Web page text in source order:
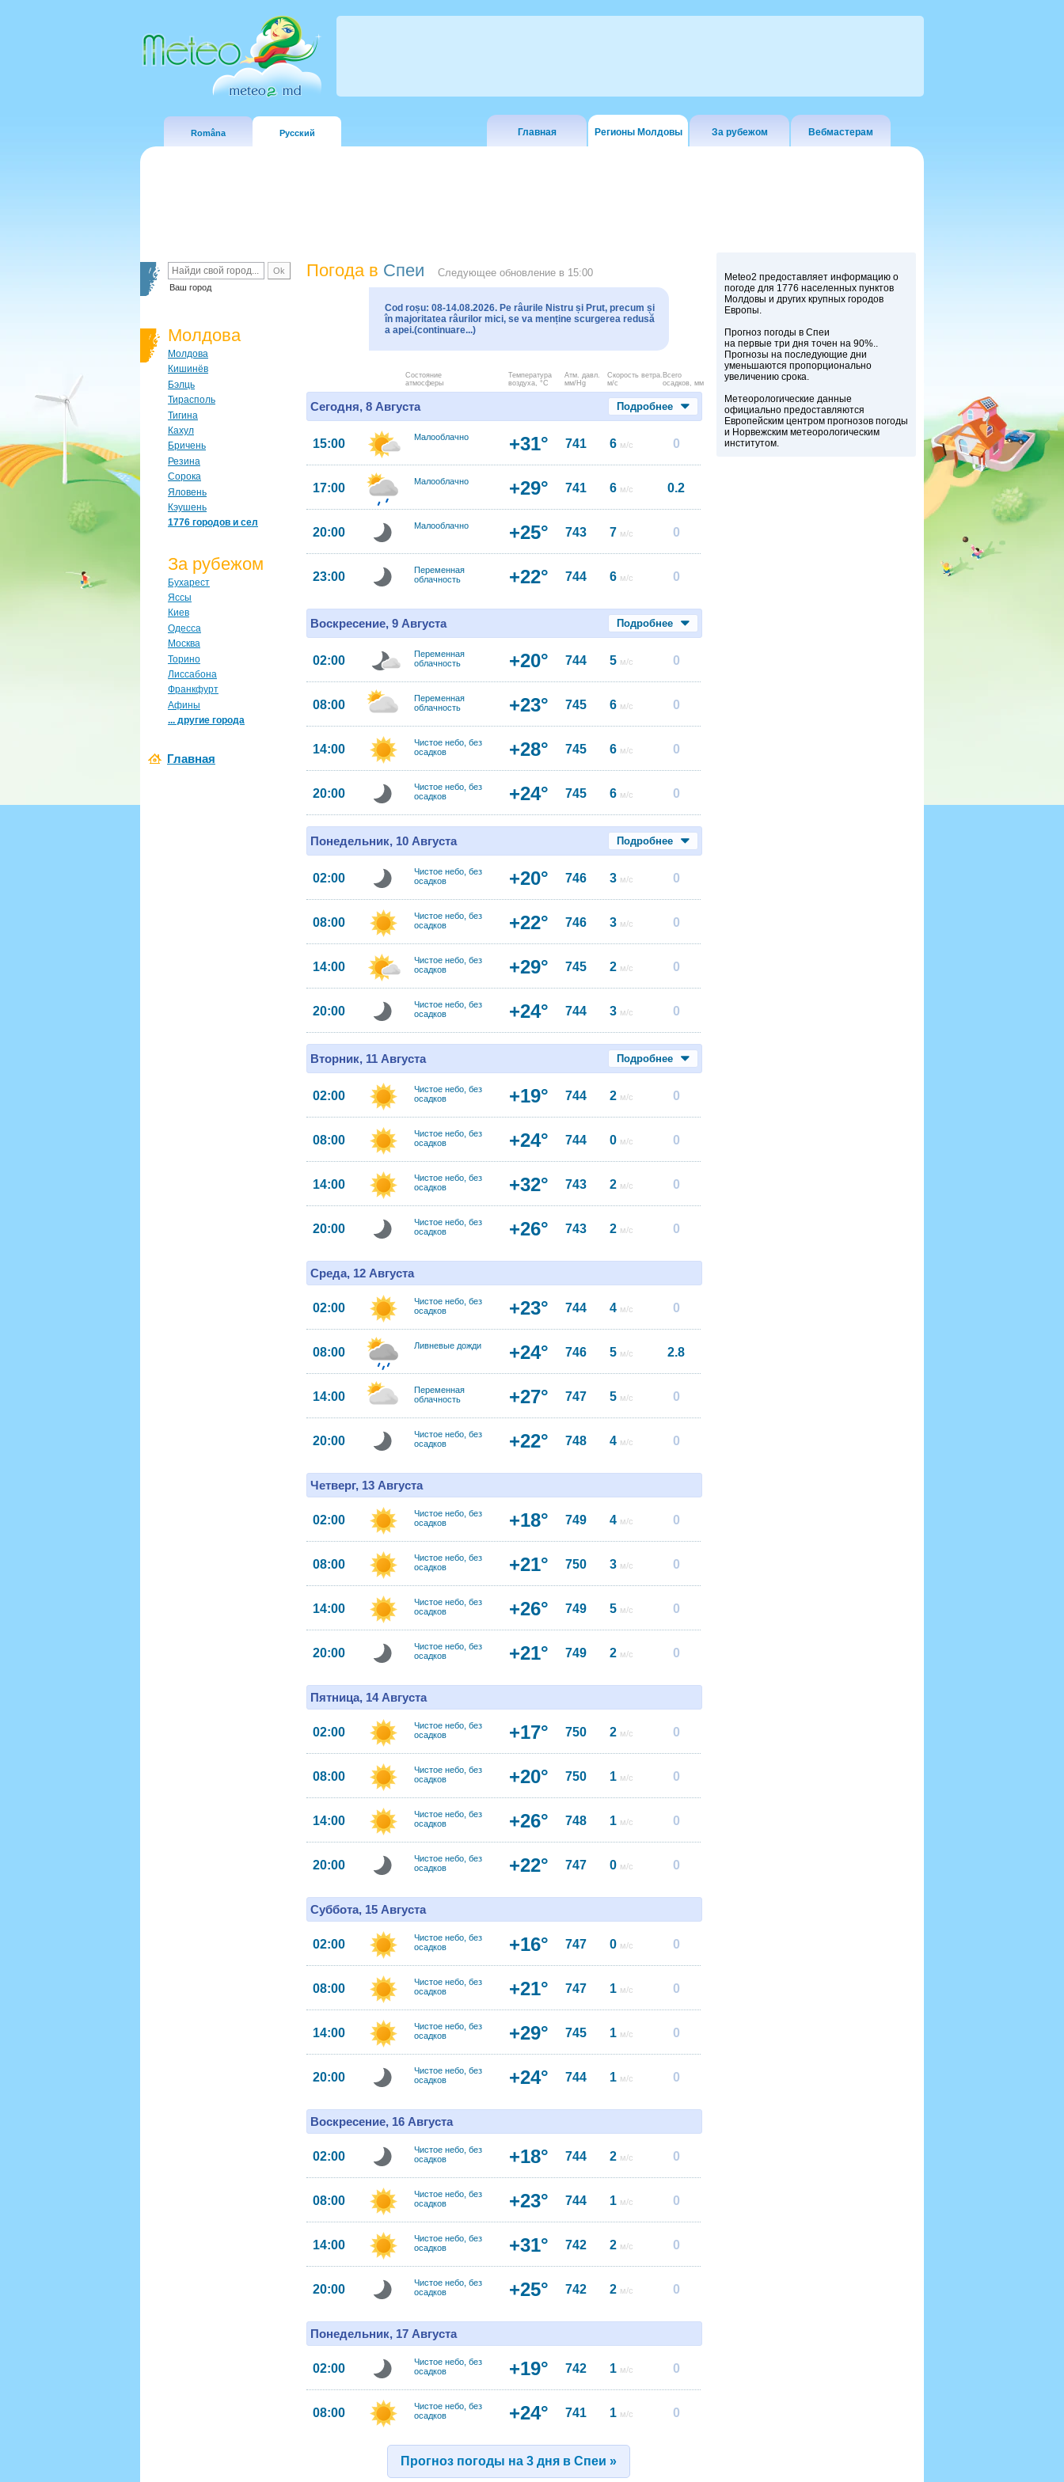
Româna Русский Главная Регионы Молдовы За рубежом Вебмастерам
Ваш город
Молдова
Молдова
Кишинёв
Бэлць
Тирасполь
Тигина
Кахул
Бричень
Резина
Сорока
Яловень
Кэушень
1776 городов и сел
За рубежом
Бухарест
Яссы
Киев
Одесса
Москва
Торино
Лиссабона
Франкфурт
Афины
... другие города
Главная
Погода в Спеи Следующее обновление в 15:00
Cod roșu: 08-14.08.2026. Pe râurile Nistru și Prut, precum și
în majoritatea râurilor mici, se va menține scurgerea redusă
a apei.(continuare...)
Состояние
атмосферы
Температура
воздуха, °C
Атм. давл.
мм/Hg
Скорость ветра.
м/с
Всего
осадков, мм
Сегодня, 8 Августа Подробнее
15:00 Малооблачно +31° 741 6 м/с 0
17:00 Малооблачно +29° 741 6 м/с 0.2
20:00 Малооблачно +25° 743 7 м/с 0
23:00
Переменная
облачность
+22° 744 6 м/с 0
Воскресение, 9 Августа Подробнее
02:00
Переменная
облачность
+20° 744 5 м/с 0
08:00
Переменная
облачность
+23° 745 6 м/с 0
14:00
Чистое небо, без
осадков
+28° 745 6 м/с 0
20:00
Чистое небо, без
осадков
+24° 745 6 м/с 0
Понедельник, 10 Августа Подробнее
02:00
Чистое небо, без
осадков
+20° 746 3 м/с 0
08:00
Чистое небо, без
осадков
+22° 746 3 м/с 0
14:00
Чистое небо, без
осадков
+29° 745 2 м/с 0
20:00
Чистое небо, без
осадков
+24° 744 3 м/с 0
Вторник, 11 Августа Подробнее
02:00
Чистое небо, без
осадков
+19° 744 2 м/с 0
08:00
Чистое небо, без
осадков
+24° 744 0 м/с 0
14:00
Чистое небо, без
осадков
+32° 743 2 м/с 0
20:00
Чистое небо, без
осадков
+26° 743 2 м/с 0
Среда, 12 Августа
02:00
Чистое небо, без
осадков
+23° 744 4 м/с 0
08:00 Ливневые дожди +24° 746 5 м/с 2.8
14:00
Переменная
облачность
+27° 747 5 м/с 0
20:00
Чистое небо, без
осадков
+22° 748 4 м/с 0
Четверг, 13 Августа
02:00
Чистое небо, без
осадков
+18° 749 4 м/с 0
08:00
Чистое небо, без
осадков
+21° 750 3 м/с 0
14:00
Чистое небо, без
осадков
+26° 749 5 м/с 0
20:00
Чистое небо, без
осадков
+21° 749 2 м/с 0
Пятница, 14 Августа
02:00
Чистое небо, без
осадков
+17° 750 2 м/с 0
08:00
Чистое небо, без
осадков
+20° 750 1 м/с 0
14:00
Чистое небо, без
осадков
+26° 748 1 м/с 0
20:00
Чистое небо, без
осадков
+22° 747 0 м/с 0
Суббота, 15 Августа
02:00
Чистое небо, без
осадков
+16° 747 0 м/с 0
08:00
Чистое небо, без
осадков
+21° 747 1 м/с 0
14:00
Чистое небо, без
осадков
+29° 745 1 м/с 0
20:00
Чистое небо, без
осадков
+24° 744 1 м/с 0
Воскресение, 16 Августа
02:00
Чистое небо, без
осадков
+18° 744 2 м/с 0
08:00
Чистое небо, без
осадков
+23° 744 1 м/с 0
14:00
Чистое небо, без
осадков
+31° 742 2 м/с 0
20:00
Чистое небо, без
осадков
+25° 742 2 м/с 0
Понедельник, 17 Августа
02:00
Чистое небо, без
осадков
+19° 742 1 м/с 0
08:00
Чистое небо, без
осадков
+24° 741 1 м/с 0
Прогноз погоды на 3 дня в Спеи »
Meteo2 предоставляет информацию о
погоде для 1776 населенных пунктов
Молдовы и других крупных городов
Европы.
Прогноз погоды в Спеи
на первые три дня точен на 90%..
Прогнозы на последующие дни
уменьшаются пропорционально
увеличению срока.
Метеорологические данные
официально предоставляются
Европейским центром прогнозов погоды
и Норвежским метеорологическим
институтом.